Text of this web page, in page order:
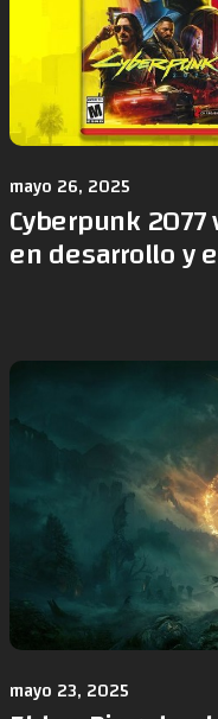
mayo 26, 2025
Cyberpunk
en desarrollo y
mayo 23, 2025